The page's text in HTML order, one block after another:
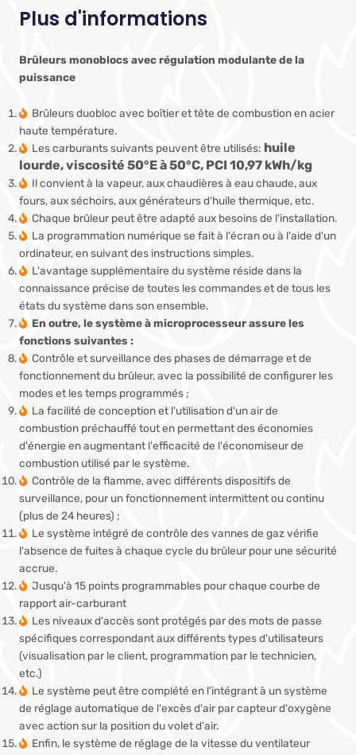
Plus d'informations
Brûleurs monoblocs avec régulation modulante de la
puissance
Brûleurs duobloc avec boîtier et tête de combustion en acier
haute température.
Les carburants suivants peuvent être utilisés: huile
lourde, viscosité 50°E à 50°C, PCI 10,97 kWh/kg
Il convient à la vapeur, aux chaudières à eau chaude, aux
fours, aux séchoirs, aux générateurs d'huile thermique, etc.
Chaque brûleur peut être adapté aux besoins de l'installation.
La programmation numérique se fait à l'écran ou à l'aide d'un
ordinateur, en suivant des instructions simples.
L'avantage supplémentaire du système réside dans la
connaissance précise de toutes les commandes et de tous les
états du système dans son ensemble.
En outre, le système à microprocesseur assure les
fonctions suivantes :
Contrôle et surveillance des phases de démarrage et de
fonctionnement du brûleur, avec la possibilité de configurer les
modes et les temps programmés ;
La facilité de conception et l'utilisation d'un air de
combustion préchauffé tout en permettant des économies
d'énergie en augmentant l'efficacité de l'économiseur de
combustion utilisé par le système.
Contrôle de la flamme, avec différents dispositifs de
surveillance, pour un fonctionnement intermittent ou continu
(plus de 24 heures) ;
Le système intégré de contrôle des vannes de gaz vérifie
l'absence de fuites à chaque cycle du brûleur pour une sécurité
accrue.
Jusqu'à 15 points programmables pour chaque courbe de
rapport air-carburant
Les niveaux d'accès sont protégés par des mots de passe
spécifiques correspondant aux différents types d'utilisateurs
(visualisation par le client, programmation par le technicien,
etc.)
Le système peut être complété en l'intégrant à un système
de réglage automatique de l'excès d'air par capteur d'oxygène
avec action sur la position du volet d'air.
Enfin, le système de réglage de la vitesse du ventilateur